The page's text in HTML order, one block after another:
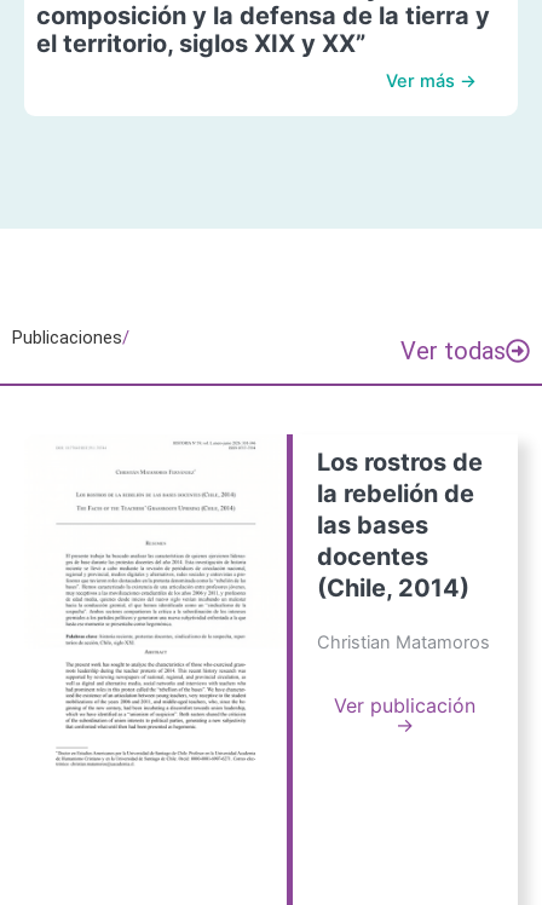
composición y la defensa de la tierra y
el territorio, siglos XIX y XX”
Ver más →
Publicaciones/ Ver todas
Los rostros de
la rebelión de
las bases
docentes
(Chile, 2014)
Christian Matamoros
Ver publicación
→